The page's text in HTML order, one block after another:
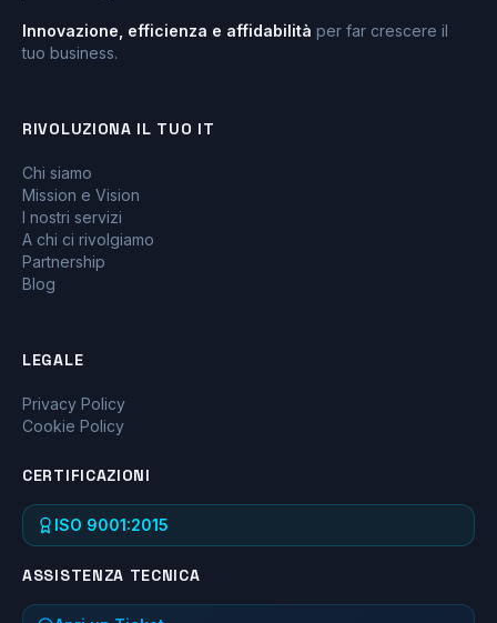
Innovazione, efficienza e affidabilità per far crescere il
tuo business.
RIVOLUZIONA IL TUO IT
Chi siamo
Mission e Vision
I nostri servizi
A chi ci rivolgiamo
Partnership
Blog
LEGALE
Privacy Policy
Cookie Policy
CERTIFICAZIONI
ISO 9001:2015
ASSISTENZA TECNICA